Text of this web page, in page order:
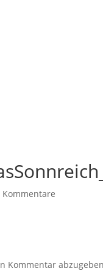
Kommentare
Kommentar